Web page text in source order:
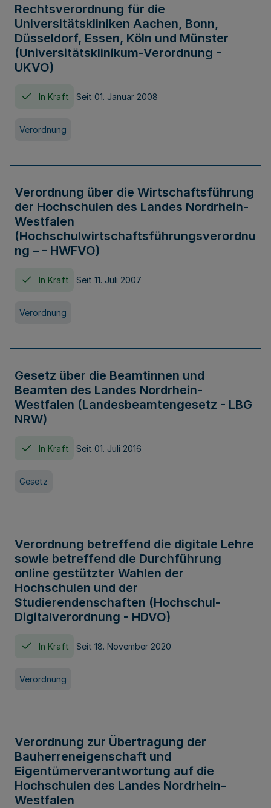
Rechtsverordnung für die
Universitätskliniken Aachen, Bonn,
Düsseldorf, Essen, Köln und Münster
(Universitätsklinikum-Verordnung -
UKVO)
In Kraft Seit 01. Januar 2008
Verordnung
Verordnung über die Wirtschaftsführung
der Hochschulen des Landes Nordrhein-
Westfalen
(Hochschulwirtschaftsführungsverordnu
ng – - HWFVO)
In Kraft Seit 11. Juli 2007
Verordnung
Gesetz über die Beamtinnen und
Beamten des Landes Nordrhein-
Westfalen (Landesbeamtengesetz - LBG
NRW)
In Kraft Seit 01. Juli 2016
Gesetz
Verordnung betreffend die digitale Lehre
sowie betreffend die Durchführung
online gestützter Wahlen der
Hochschulen und der
Studierendenschaften (Hochschul-
Digitalverordnung - HDVO)
In Kraft Seit 18. November 2020
Verordnung
Verordnung zur Übertragung der
Bauherreneigenschaft und
Eigentümerverantwortung auf die
Hochschulen des Landes Nordrhein-
Westfalen